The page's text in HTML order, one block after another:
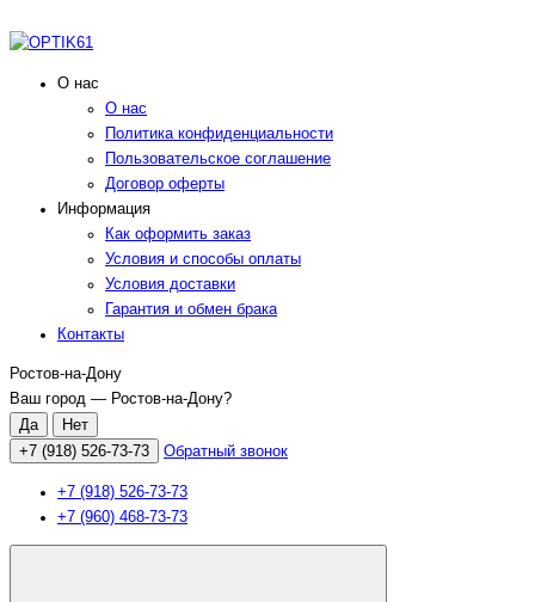
О нас
О нас
Политика конфиденциальности
Пользовательское соглашение
Договор оферты
Информация
Как оформить заказ
Условия и способы оплаты
Условия доставки
Гарантия и обмен брака
Контакты
Ростов-на-Дону
Ваш город — Ростов-на-Дону?
+7 (918) 526-73-73 Обратный звонок
+7 (918) 526-73-73
+7 (960) 468-73-73